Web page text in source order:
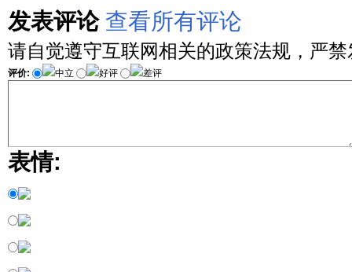
发表评论 查看所有评论
请自觉遵守互联网相关的政策法规，严
评价: 中立 好评 差评
表情: